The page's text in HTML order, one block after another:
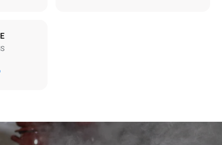
2 godziny przy pustym piecu w
temperaturze 180 °C